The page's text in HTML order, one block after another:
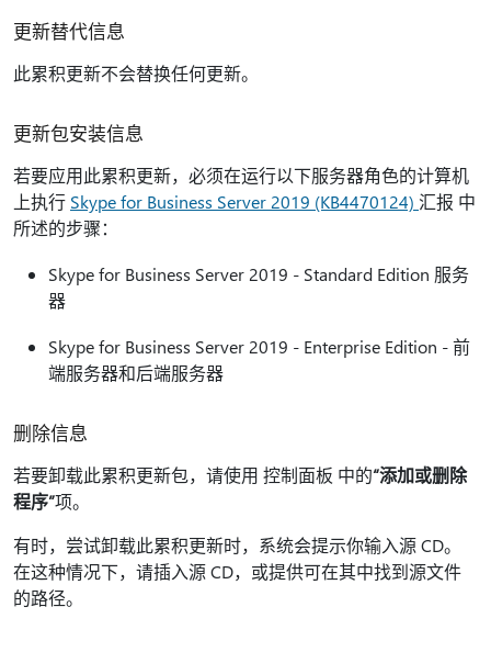
更新替代信息
此累积更新不会替换任何更新。
更新包安装信息
若要应用此累积更新，必须在运行以下服务器角色的计算机
上执行 Skype for Business Server 2019 (KB4470124) 汇报 中
所述的步骤：
Skype for Business Server 2019 - Standard Edition 服务
器
Skype for Business Server 2019 - Enterprise Edition - 前
端服务器和后端服务器
删除信息
若要卸载此累积更新包，请使用 控制面板 中的“添加或删除
程序”项。
有时，尝试卸载此累积更新时，系统会提示你输入源 CD。
在这种情况下，请插入源 CD，或提供可在其中找到源文件
的路径。